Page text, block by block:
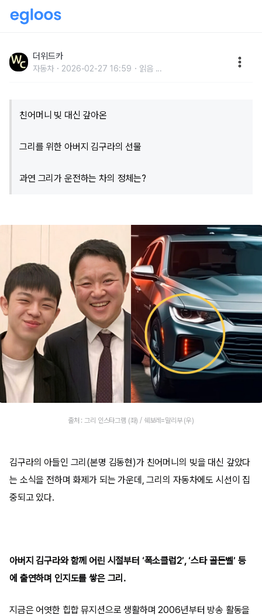
그리, 아빠 김구라가 픽한 자동차 클라스
더위드카
자동차 2026-02-27 16:59 읽음 ...
친어머니 빚 대신 갚아온
그리를 위한 아버지 김구라의 선물
과연 그리가 운전하는 차의 정체는?
출처 : 그리 인스타그램 (좌) / 쉐보레=말리부 (우)
김구라의 아들인 그리(본명 김동현)가 친어머니의 빚을 대신 갚았다
는 소식을 전하며 화제가 되는 가운데, 그리의 자동차에도 시선이 집
중되고 있다.
아버지 김구라와 함께 어린 시절부터 ‘폭소클럽2’, ‘스타 골든벨’ 등
에 출연하며 인지도를 쌓은 그리.
지금은 어엿한 힙합 뮤지션으로 생활하며 2006년부터 방송 활동을